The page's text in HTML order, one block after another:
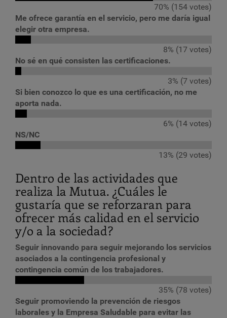
70% (154 votes)
Me ofrece garantía en el servicio, pero me daría igual
elegir otra empresa.
8% (17 votes)
No sé en qué consisten las certificaciones.
3% (7 votes)
Si bien conozco lo que es una certificación, no me
aporta nada.
6% (14 votes)
NS/NC
13% (29 votes)
Dentro de las actividades que
realiza la Mutua. ¿Cuáles le
gustaría que se reforzaran para
ofrecer más calidad en el servicio
y/o a la sociedad?
Seguir innovando para seguir mejorando los servicios
asociados a la contingencia profesional y
contingencia común de los trabajadores.
35% (78 votes)
Seguir promoviendo la prevención de riesgos
laborales y la Empresa Saludable para evitar las